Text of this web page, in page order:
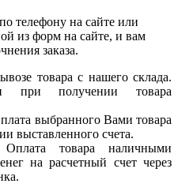
телефону на сайте или
из форм на сайте, и вам
заказа.
товара с нашего склада.
при получении товара
выбранного Вами товара
выставленного счета.
товара наличными
на расчетный счет через